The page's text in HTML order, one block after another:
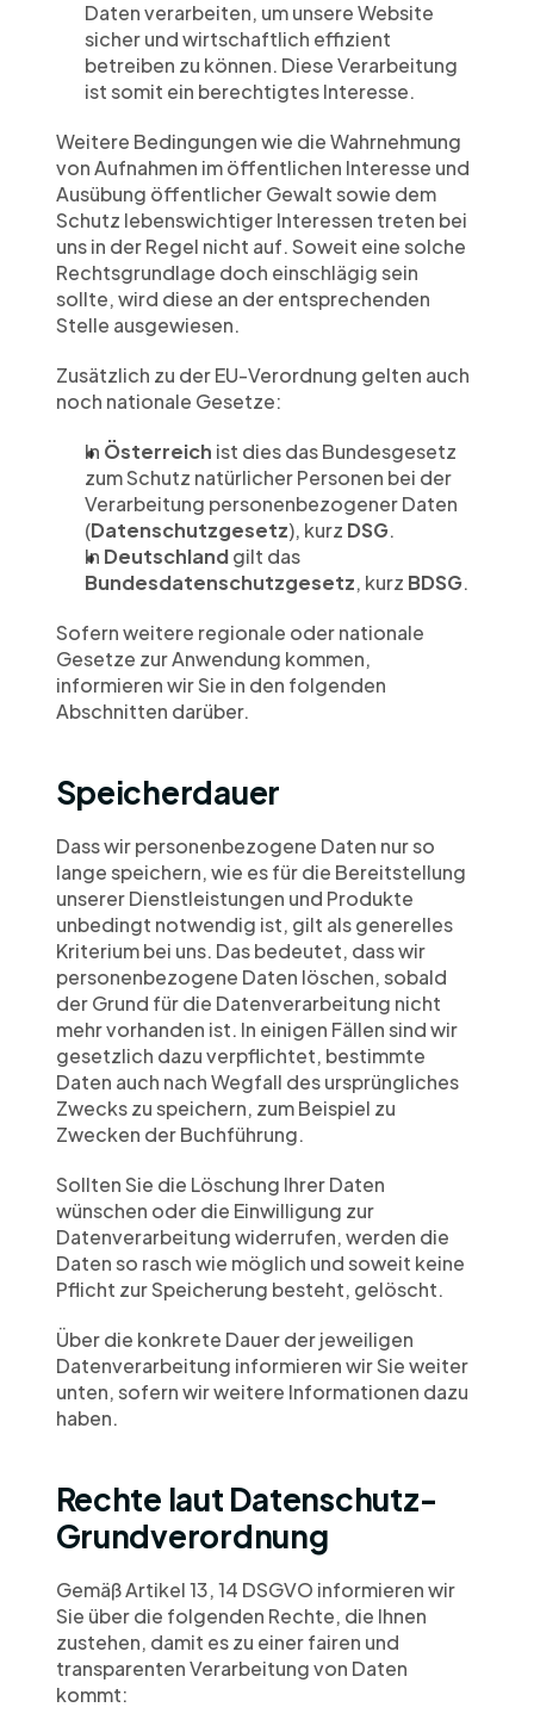
Daten verarbeiten, um unsere Website
sicher und wirtschaftlich effizient
betreiben zu können. Diese Verarbeitung
ist somit ein berechtigtes Interesse.
Weitere Bedingungen wie die Wahrnehmung
von Aufnahmen im öffentlichen Interesse und
Ausübung öffentlicher Gewalt sowie dem
Schutz lebenswichtiger Interessen treten bei
uns in der Regel nicht auf. Soweit eine solche
Rechtsgrundlage doch einschlägig sein
sollte, wird diese an der entsprechenden
Stelle ausgewiesen.
Zusätzlich zu der EU-Verordnung gelten auch
noch nationale Gesetze:
In Österreich ist dies das Bundesgesetz
zum Schutz natürlicher Personen bei der
Verarbeitung personenbezogener Daten
(Datenschutzgesetz), kurz DSG.
In Deutschland
gilt das
Bundesdatenschutzgesetz, kurz BDSG.
Sofern weitere regionale oder nationale
Gesetze zur Anwendung kommen,
informieren wir Sie in den folgenden
Abschnitten darüber.
Speicherdauer
Dass wir personenbezogene Daten nur so
lange speichern, wie es für die Bereitstellung
unserer Dienstleistungen und Produkte
unbedingt notwendig ist, gilt als generelles
Kriterium bei uns. Das bedeutet, dass wir
personenbezogene Daten löschen, sobald
der Grund für die Datenverarbeitung nicht
mehr vorhanden ist. In einigen Fällen sind wir
gesetzlich dazu verpflichtet, bestimmte
Daten auch nach Wegfall des ursprüngliches
Zwecks zu speichern, zum Beispiel zu
Zwecken der Buchführung.
Sollten Sie die Löschung Ihrer Daten
wünschen oder die Einwilligung zur
Datenverarbeitung widerrufen, werden die
Daten so rasch wie möglich und soweit keine
Pflicht zur Speicherung besteht, gelöscht.
Über die konkrete Dauer der jeweiligen
Datenverarbeitung informieren wir Sie weiter
unten, sofern wir weitere Informationen dazu
haben.
Rechte laut Datenschutz-
Grundverordnung
Gemäß Artikel 13, 14 DSGVO informieren wir
Sie über die folgenden Rechte, die Ihnen
zustehen, damit es zu einer fairen und
transparenten Verarbeitung von Daten
kommt: